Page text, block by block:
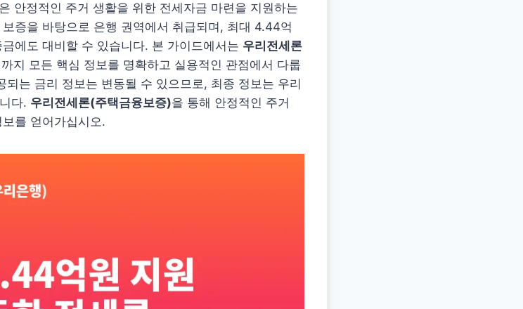
은 안정적인 주거 생활을 위한 전세자금 마련을 지원하는
증을 바탕으로 은행 권역에서 취급되며, 최대 4.44억
에도 대비할 수 있습니다. 본 가이드에서는 우리전세론
지 모든 핵심 정보를 명확하고 실용적인 관점에서 다룹
되는 금리 정보는 변동될 수 있으므로, 최종 정보는 우리
다. 우리전세론(주택금융보증)을 통해 안정적인 주거
를 얻어가십시오.